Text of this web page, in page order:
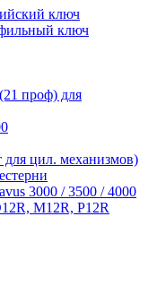
ключ
ключ
проф) для
для цил. механизмов)
3000 / 3500 / 4000
M12R, P12R